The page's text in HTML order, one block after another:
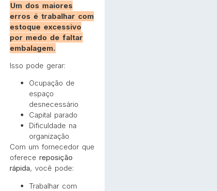
Um dos maiores
erros é trabalhar com
estoque excessivo
por medo de faltar
embalagem.
Isso pode gerar:
Ocupação de
espaço
desnecessário
Capital parado
Dificuldade na
organização
Com um fornecedor que
oferece reposição
rápida, você pode:
Trabalhar com